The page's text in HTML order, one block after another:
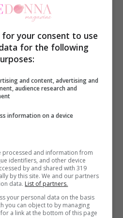
in misura
altre. Ad esempio
la quantità di
di acacia, di
è maggiore il
tipologie infatti sono
quando le
se indurito o
your consent to use
for the following
and content, advertising and
audience research and
information on a device
processed and information from
identifiers, and other device
by and shared with 319
by this site. We and our partners
data. List of partners.
your personal data on the basis
you can object to by managing
a link at the bottom of this page